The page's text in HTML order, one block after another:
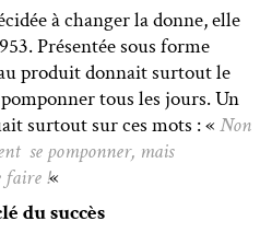
à changer la donne, elle
Présentée sous forme
produit donnait surtout le
tous les jours. Un
surtout sur ces mots : «Non
se pomponner, mais
faire !«
du succès